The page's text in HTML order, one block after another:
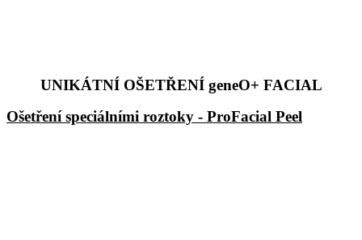
UNIKÁTNÍ OŠETŘENÍ geneO+ FACIAL
Ošetření speciálními roztoky - ProFacial Peel